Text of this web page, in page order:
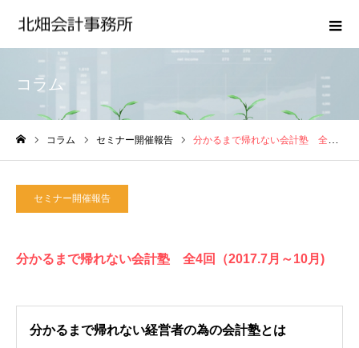
コラム
コラム セミナー開催報告 分かるまで帰れない会計塾 全4回（2017.7月～10月)
セミナー開催報告
分かるまで帰れない会計塾 全4回（2017.7月～10月)
分かるまで帰れない経営者の為の会計塾とは